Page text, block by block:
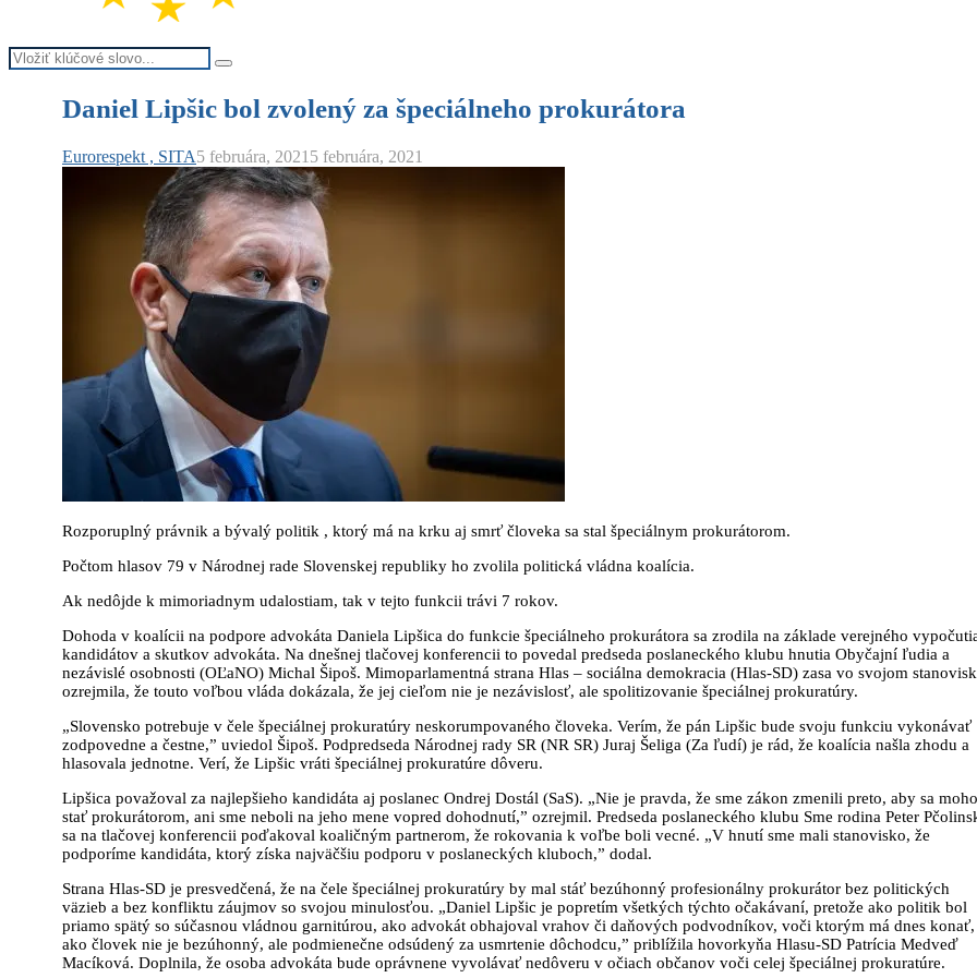
Search
for:
Search
Daniel Lipšic bol zvolený za špeciálneho prokurátora
Eurorespekt , SITA5 februára, 2021 5 februára, 2021
Rozporuplný právnik a bývalý politik , ktorý má na krku aj smrť človeka sa stal špeciálnym prokurátorom.
Počtom hlasov 79 v Národnej rade Slovenskej republiky ho zvolila politická vládna koalícia.
Ak nedôjde k mimoriadnym udalostiam, tak v tejto funkcii trávi 7 rokov.
Dohoda v koalícii na podpore advokáta Daniela Lipšica do funkcie špeciálneho prokurátora sa zrodila na základe verejného
kandidátov a skutkov advokáta. Na dnešnej tlačovej konferencii to povedal predseda poslaneckého klubu hnutia Obyčajní ľudia a
nezávislé osobnosti (OĽaNO) Michal Šipoš. Mimoparlamentná strana Hlas – sociálna demokracia (Hlas-SD) zasa vo svojom
ozrejmila, že touto voľbou vláda dokázala, že jej cieľom nie je nezávislosť, ale spolitizovanie špeciálnej prokuratúry.
„Slovensko potrebuje v čele špeciálnej prokuratúry neskorumpovaného človeka. Verím, že pán Lipšic bude svoju funkciu vykonávať
zodpovedne a čestne,” uviedol Šipoš. Podpredseda Národnej rady SR (NR SR) Juraj Šeliga (Za ľudí) je rád, že koalícia našla zhodu a
hlasovala jednotne. Verí, že Lipšic vráti špeciálnej prokuratúre dôveru.
Lipšica považoval za najlepšieho kandidáta aj poslanec Ondrej Dostál (SaS). „Nie je pravda, že sme zákon zmenili preto, aby sa
stať prokurátorom, ani sme neboli na jeho mene vopred dohodnutí,” ozrejmil. Predseda poslaneckého klubu Sme rodina Peter
sa na tlačovej konferencii poďakoval koaličným partnerom, že rokovania k voľbe boli vecné. „V hnutí sme mali stanovisko, že
podporíme kandidáta, ktorý získa najväčšiu podporu v poslaneckých kluboch,” dodal.
Strana Hlas-SD je presvedčená, že na čele špeciálnej prokuratúry by mal stáť bezúhonný profesionálny prokurátor bez politických
väzieb a bez konfliktu záujmov so svojou minulosťou. „Daniel Lipšic je popretím všetkých týchto očakávaní, pretože ako politik bol
priamo spätý so súčasnou vládnou garnitúrou, ako advokát obhajoval vrahov či daňových podvodníkov, voči ktorým má dnes konať,
ako človek nie je bezúhonný, ale podmienečne odsúdený za usmrtenie dôchodcu,” priblížila hovorkyňa Hlasu-SD Patrícia Medveď
Macíková. Doplnila, že osoba advokáta bude oprávnene vyvolávať nedôveru v očiach občanov voči celej špeciálnej prokuratúre.